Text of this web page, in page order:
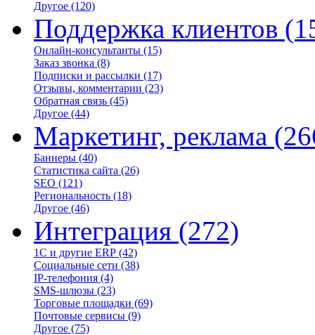
Другое (120)
Поддержка клиентов
Онлайн-консультанты (15)
Заказ звонка (8)
Подписки и рассылки (17)
Отзывы, комментарии (23)
Обратная связь (45)
Другое (44)
Маркетинг, реклама
Баннеры (40)
Статистика сайта (26)
SEO (121)
Региональность (18)
Другое (46)
Интеграция (272)
1С и другие ERP (42)
Социальные сети (38)
IP-телефония (4)
SMS-шлюзы (23)
Торговые площадки (69)
Почтовые сервисы (9)
Другое (75)